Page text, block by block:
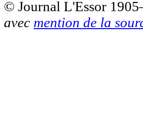
© Journal L'Essor
avec mention de la